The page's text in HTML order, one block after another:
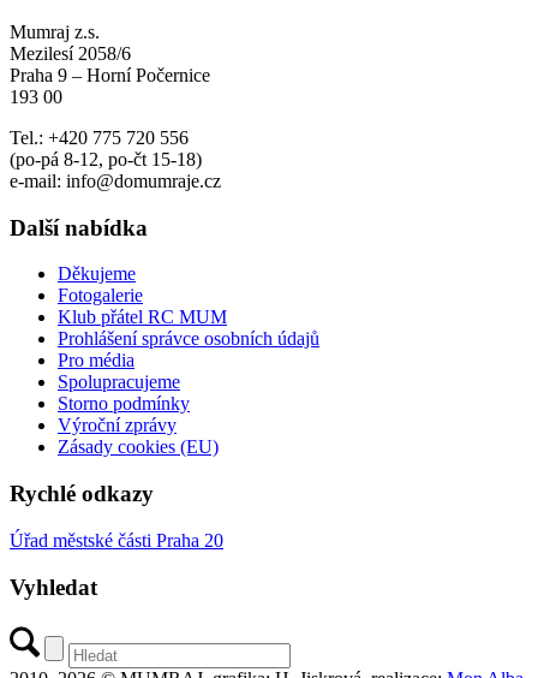
Mumraj z.s.
Mezilesí 2058/6
Praha 9 – Horní Počernice
193 00
Tel.: +420 775 720 556
(po-pá 8-12, po-čt 15-18)
e-mail: info@domumraje.cz
Další nabídka
Děkujeme
Fotogalerie
Klub přátel RC MUM
Prohlášení správce osobních údajů
Pro média
Spolupracujeme
Storno podmínky
Výroční zprávy
Zásady cookies (EU)
Rychlé odkazy
Úřad městské části Praha 20
Vyhledat